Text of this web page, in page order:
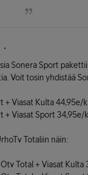
Sonera Sport
Voit tosin yhdistää
+ Viasat Kulta 44,95e/
+ Viasat Sport 34,95e/
Totaliin näin:
Total + Viasat